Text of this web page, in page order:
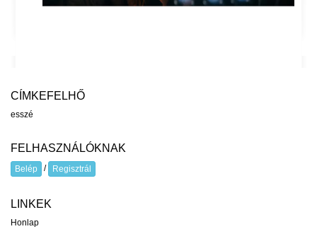
CÍMKEFELHŐ
esszé
FELHASZNÁLÓKNAK
Belép / Regisztrál
LINKEK
Honlap